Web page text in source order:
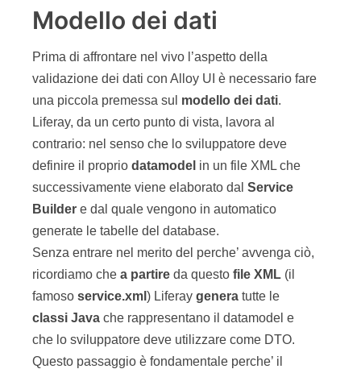
Modello dei dati
Prima di affrontare nel vivo l’aspetto della
validazione dei dati con Alloy UI è necessario fare
una piccola premessa sul modello dei dati.
Liferay, da un certo punto di vista, lavora al
contrario: nel senso che lo sviluppatore deve
definire il proprio datamodel in un file XML che
successivamente viene elaborato dal Service
Builder e dal quale vengono in automatico
generate le tabelle del database.
Senza entrare nel merito del perche’ avvenga ciò,
ricordiamo che a partire da questo file XML (il
famoso service.xml ) Liferay genera tutte le
classi Java che rappresentano il datamodel e
che lo sviluppatore deve utilizzare come DTO.
Questo passaggio è fondamentale perche’ il